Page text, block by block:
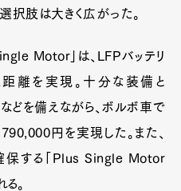
択肢は大きく広がった。
Motor」は、LFPバッテリ
離を実現。十分な装備と
どを備えながら、ボルボ車で
円を実現した。また、
する「Plus Single Motor
。